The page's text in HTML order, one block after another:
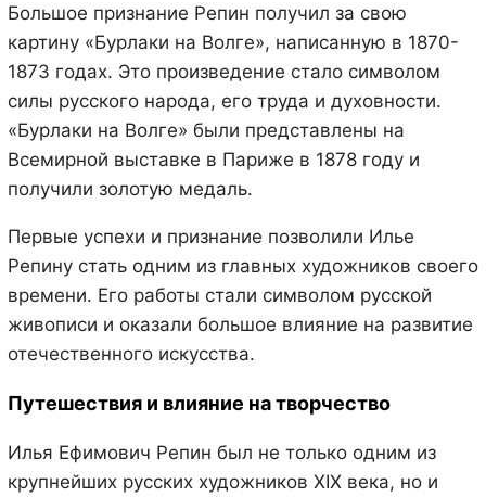
Большое признание Репин получил за свою
картину «Бурлаки на Волге», написанную в 1870-
1873 годах. Это произведение стало символом
силы русского народа, его труда и духовности.
«Бурлаки на Волге» были представлены на
Всемирной выставке в Париже в 1878 году и
получили золотую медаль.
Первые успехи и признание позволили Илье
Репину стать одним из главных художников своего
времени. Его работы стали символом русской
живописи и оказали большое влияние на развитие
отечественного искусства.
Путешествия и влияние на творчество
Илья Ефимович Репин был не только одним из
крупнейших русских художников XIX века, но и